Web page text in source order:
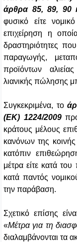
άρθρα 85, 89, 90
φυσικό είτε
επιχείρηση η
δραστηριότητες
παραγωγής,
προϊόντων
λιανικής πώλησης
Συγκεκριμένα, το
(ΕΚ) 1224/2009
κράτους μέλους
κανόνων της κοινής
κατόπιν
μέτρα είτε κατά
κατά παντός
την παράβαση.
Σχετικό επίσης
«Μέτρα για τη
διαλαμβάνονται τα